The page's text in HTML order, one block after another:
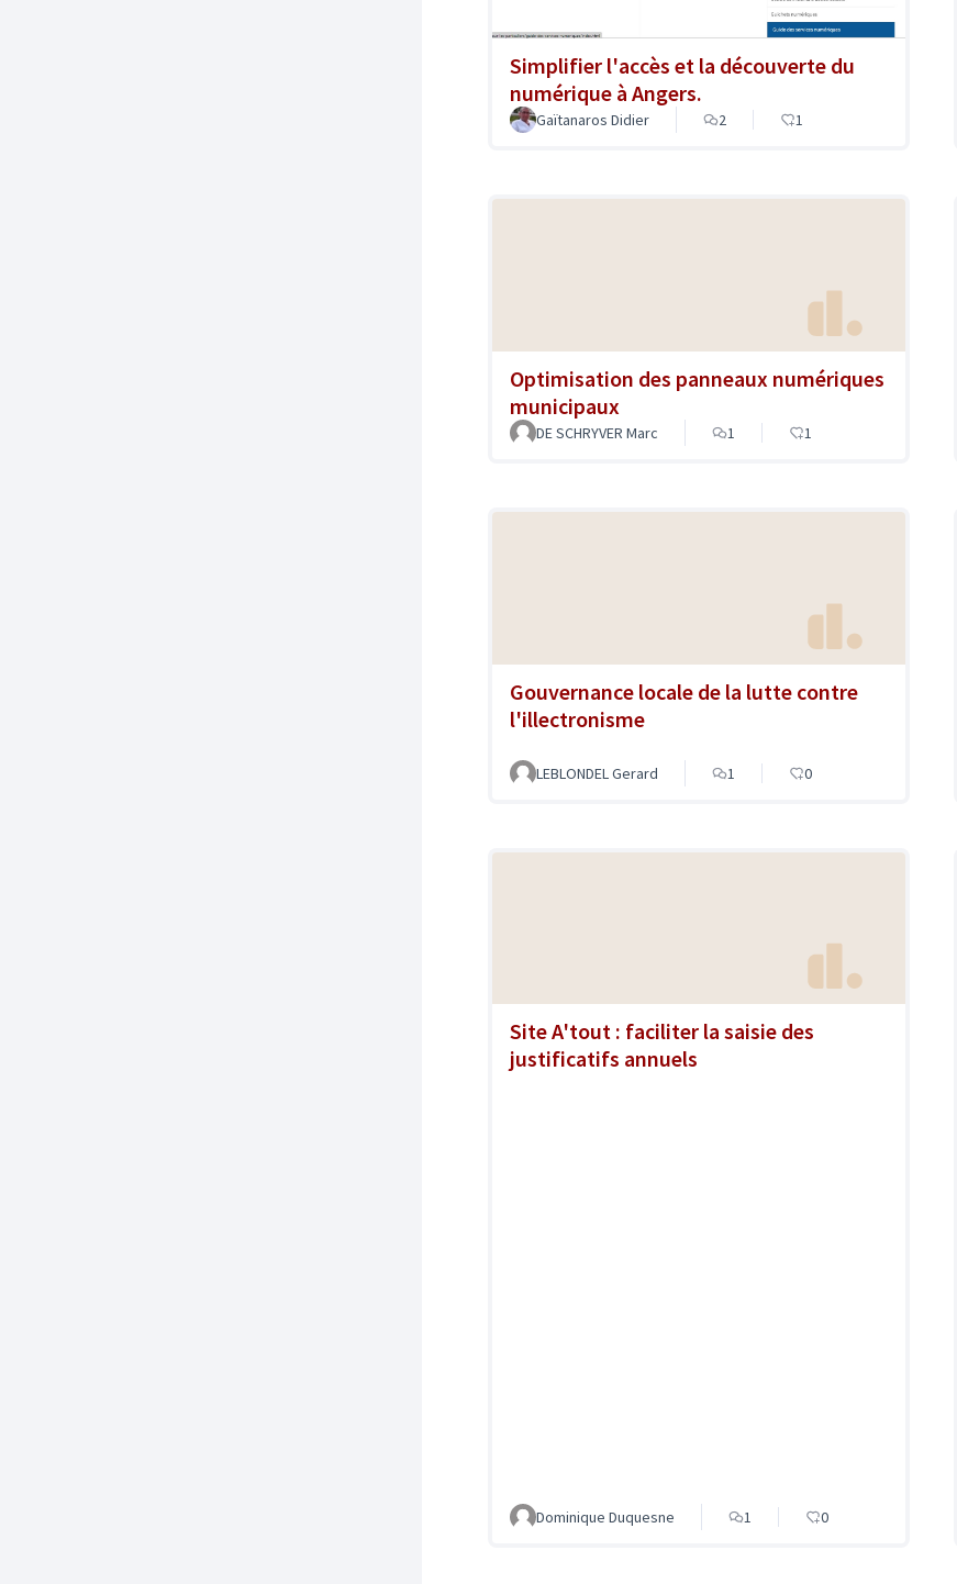
Simplifier l'accès et la découverte du
numérique à Angers.
Gaïtanaros Didier 2 1
Optimisation des panneaux numériques
municipaux
DE SCHRYVER Marc 1 1
Gouvernance locale de la lutte contre
l'illectronisme
LEBLONDEL Gerard 1 0
Site A'tout : faciliter la saisie des
justificatifs annuels
Dominique Duquesne 1 0